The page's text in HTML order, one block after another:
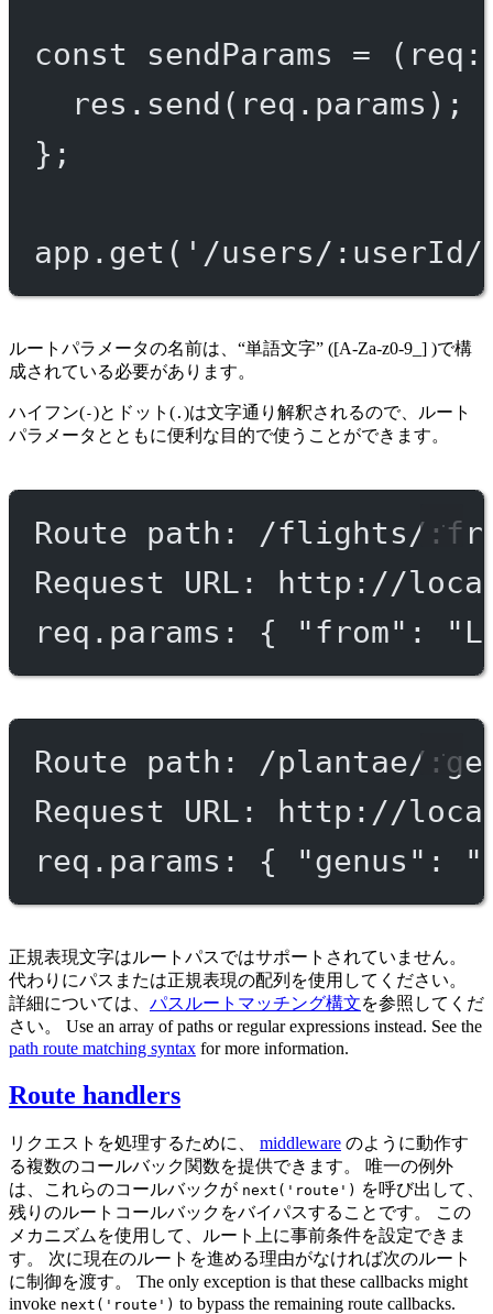
const sendParams = ( req :
res. send (req.params);
};
app. get ( '/users/:userId/
ルートパラメータの名前は、“単語文字” ([A-Za-z0-9_] )で構
成されている必要があります。
ハイフン(-)とドット( . )は文字通り解釈されるので、ルート
パラメータとともに便利な目的で使うことができます。
Route path: /flights/
Request URL: http://
req.params: { "from":
Route path: /plantae/
Request URL: http://
req.params: { "genus":
正規表現文字はルートパスではサポートされていません。
代わりにパスまたは正規表現の配列を使用してください。
詳細については、 パスルートマッチング構文を参照してくだ
さい。 Use an array of paths or regular expressions instead. See the
path route matching syntax for more information.
Route handlers
リクエストを処理するために、 middleware のように動作す
る複数のコールバック関数を提供できます。 唯一の例外
は、これらのコールバックが next('route') を呼び出して、
残りのルートコールバックをバイパスすることです。 この
メカニズムを使用して、ルート上に事前条件を設定できま
す。 次に現在のルートを進める理由がなければ次のルート
に制御を渡す。 The only exception is that these callbacks might
invoke next('route') to bypass the remaining route callbacks.